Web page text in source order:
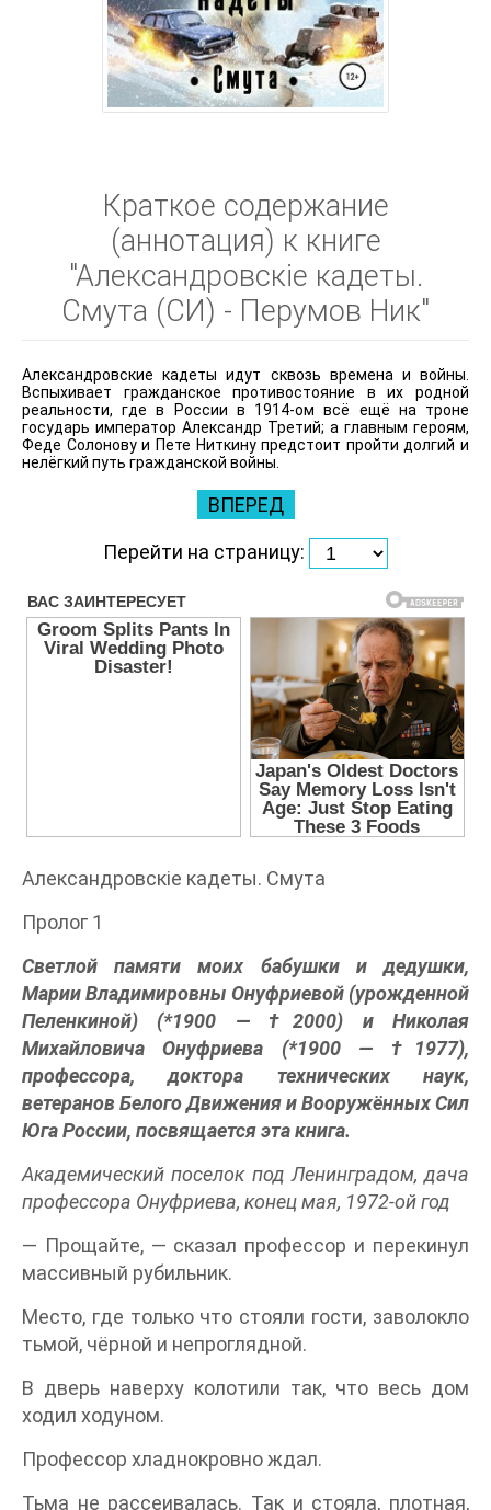
Краткое содержание
(аннотация) к книге
"Александровскiе кадеты.
Смута (СИ) - Перумов Ник"
Александровские кадеты идут сквозь времена и войны.
Вспыхивает гражданское противостояние в их родной
реальности, где в России в 1914-ом всё ещё на троне
государь император Александр Третий; а главным героям,
Феде Солонову и Пете Ниткину предстоит пройти долгий и
нелёгкий путь гражданской войны.
ВПЕРЕД
Перейти на страницу:
Александровскiе кадеты. Смута
Пролог 1
Светлой памяти моих бабушки и дедушки,
Марии Владимировны Онуфриевой (урожденной
Пеленкиной) (*1900 — †2000) и Николая
Михайловича Онуфриева (*1900 — †1977),
профессора, доктора технических наук,
ветеранов Белого Движения и Вооружённых Сил
Юга России, посвящается эта книга.
Академический поселок под Ленинградом, дача
профессора Онуфриева, конец мая, 1972-ой год
— Прощайте, — сказал профессор и перекинул
массивный рубильник.
Место, где только что стояли гости, заволокло
тьмой, чёрной и непроглядной.
В дверь наверху колотили так, что весь дом
ходил ходуном.
Профессор хладнокровно ждал.
Тьма не рассеивалась. Так и стояла, плотная,